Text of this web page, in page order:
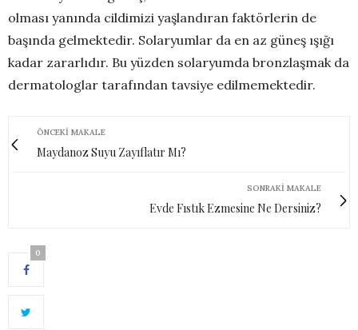
olması yanında cildimizi yaşlandıran faktörlerin de
başında gelmektedir. Solaryumlar da en az güneş ışığı
kadar zararlıdır. Bu yüzden solaryumda bronzlaşmak da
dermatologlar tarafından tavsiye edilmemektedir.
ÖNCEKI MAKALE
Maydanoz Suyu Zayıflatır Mı?
SONRAKI MAKALE
Evde Fıstık Ezmesine Ne Dersiniz?
0